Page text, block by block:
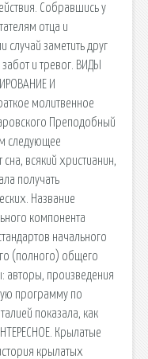
Собравшись у
отца и
случай заметить друг
и тревог. ВИДЫ
И
молитвенное
Преподобный
следующее
всякий христианин,
получать
Название
компонента
начального
(полного) общего
авторы, произведения
программу по
показала, как
Крылатые
крылатых